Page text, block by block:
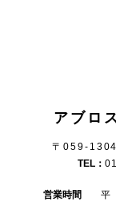
アブロ
〒059-
TEL：
営業時間 平